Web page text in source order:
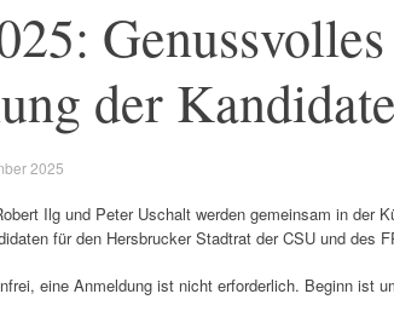
der
2025
Ilg und Peter Uschalt werden gemeinsam in der
für den Hersbrucker Stadtrat der CSU und des
eine Anmeldung ist nicht erforderlich. Beginn ist